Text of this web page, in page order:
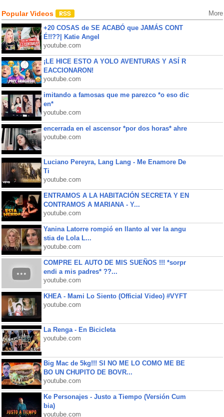
Popular Videos More
+20 COSAS de SE ACABÓ que JAMÁS CONT
É!!??| Katie Angel
youtube.com
¡LE HICE ESTO A YOLO AVENTURAS Y ASÍ R
EACCIONARON!
youtube.com
imitando a famosas que me parezco *o eso dic
en*
youtube.com
encerrada en el ascensor *por dos horas* ahre
youtube.com
Luciano Pereyra, Lang Lang - Me Enamore De
Ti
youtube.com
ENTRAMOS A LA HABITACIÓN SECRETA Y EN
CONTRAMOS A MARIANA - Y...
youtube.com
Yanina Latorre rompió en llanto al ver la angu
stia de Lola L...
youtube.com
COMPRE EL AUTO DE MIS SUEÑOS !!! *sorpr
endi a mis padres* ??...
youtube.com
KHEA - Mami Lo Siento (Official Video) #VYFT
youtube.com
La Renga - En Bicicleta
youtube.com
Big Mac de 5kg!!! SI NO ME LO COMO ME BE
BO UN CHUPITO DE BOVR...
youtube.com
Ke Personajes - Justo a Tiempo (Versión Cum
bia)
youtube.com